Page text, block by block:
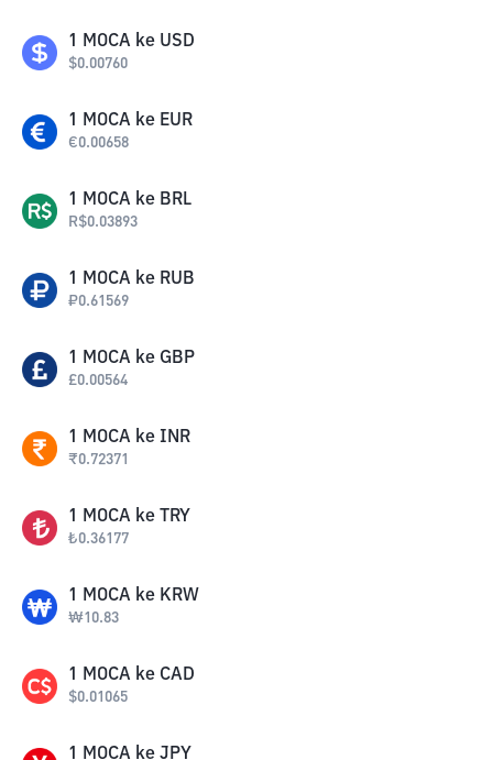
1 MOCA ke USD
$0.00760
1 MOCA ke EUR
€0.00658
1 MOCA ke BRL
R$0.03893
1 MOCA ke RUB
₽0.61569
1 MOCA ke GBP
£0.00564
1 MOCA ke INR
₹0.72371
1 MOCA ke TRY
₺0.36177
1 MOCA ke KRW
₩10.83
1 MOCA ke CAD
$0.01065
1 MOCA ke JPY